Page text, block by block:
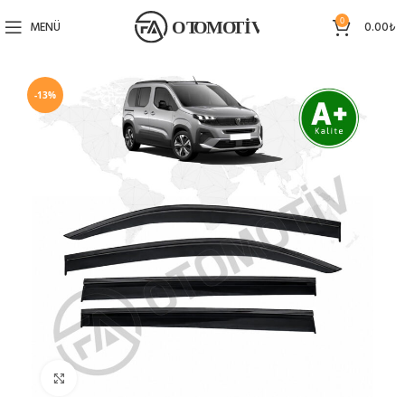
MENÜ 0 0.00₺
-13%
Büyütmek için tıklayın